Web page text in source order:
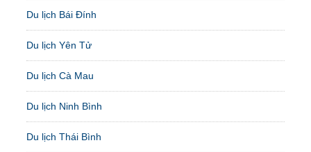
Du lịch Bái Đính
Du lịch Yên Tử
Du lịch Cà Mau
Du lịch Ninh Bình
Du lịch Thái Bình